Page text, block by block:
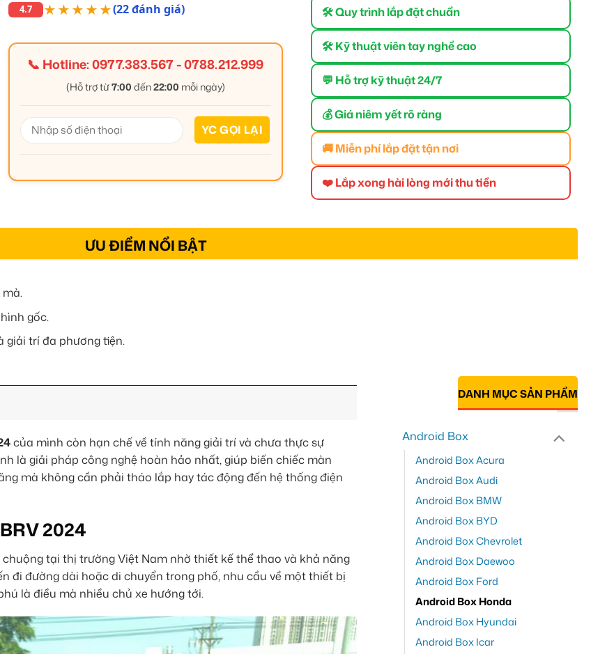
4.7 ★★★★★(22 đánh giá)
📞 Hotline:0977.383.567-0788.212.999
(Hỗ trợ từ7:00 đến22:00 mỗi ngày)
🛠 Quy trình lắp đặt chuẩn
🛠 Kỹ thuật viên tay nghề cao
💬 Hỗ trợ kỹ thuật 24/7
💰 Giá niêm yết rõ ràng
🚚 Miễn phí lắp đặt tận nơi
❤️ Lắp xong hài lòng mới thu tiền
ƯU ĐIỂM NỔI BẬT
gốc.
giải trí đa phương tiện.
của mình còn hạn chế về tính năng giải trí và chưa thực sự
là giải pháp công nghệ hoàn hảo nhất, giúp biến chiếc màn
mà không cần phải tháo lắp hay tác động đến hệ thống điện
2024
tại thị trường Việt Nam nhờ thiết kế thể thao và khả năng
đi đường dài hoặc di chuyển trong phố, nhu cầu về một thiết bị
là điều mà nhiều chủ xe hướng tới.
DANH MỤC SẢN PHẨM
Android Box
Android Box Acura
Android Box Audi
Android Box BMW
Android Box BYD
Android Box Chevrolet
Android Box Daewoo
Android Box Ford
Android Box Honda
Android Box Hyundai
Android Box Icar